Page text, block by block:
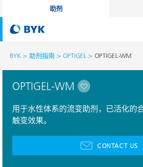
助剂
BYK 助剂指南 OPTIGEL OPTIGEL-WM
OPTIGEL-WM
用于水性体系的流变助剂，已活化的
触变效果。
CONTACT US